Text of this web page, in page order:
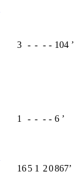
3 - - - - 104 ʼ
1 - - - - 6 ʼ
165 1 20867ʼ